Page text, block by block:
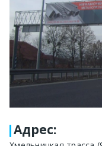
Адрес: